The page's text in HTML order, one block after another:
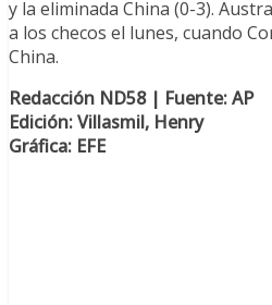
y la eliminada China (0-3).
a los checos el lunes, cuando
China.
Redacción ND58 | Fuente: AP
Edición: Villasmil, Henry
Gráfica: EFE